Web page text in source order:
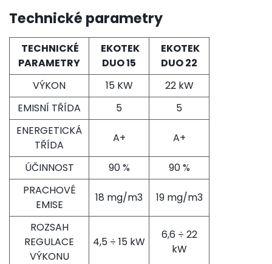
Technické parametry
TECHNICKÉ
PARAMETRY
EKOTEK
DUO 15
EKOTEK
DUO 22
VÝKON
15 KW
22 kW
EMISNÍ TŘÍDA
5
5
ENERGETICKÁ
TŘÍDA
A+ A+
ÚČINNOST 90 %
90 %
PRACHOVÉ
EMISE
18 mg/m3 19 mg/m3
ROZSAH
REGULACE
VÝKONU
4,5 ÷ 15 kW
6,6 ÷ 22
kW